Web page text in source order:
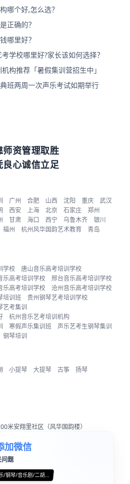
哪个好,怎么选？
正确的？
哪里好？
学校哪里好?家长该如何选择？
构推荐「暑假集训营招生中」
班两周一次声乐考试如期举行
师资管理取胜
良心诚信立足
广州 合肥 山西 沈阳 重庆
武汉
西安 上海 北京 石家庄
郑州
甘肃 海口 西宁 乌鲁木齐
银川
福州 杭州风华国韵艺术教育
青岛
学校
唐山音乐高考培训学校
乐高考培训学校
邢台音乐高考培训学校
乐高考培训学校
沧州音乐高考培训学校
培训班
贵州钢琴艺考培训学校
艺考集训
杭州音乐艺考培训机构
寒假声乐集训班
声乐艺考生钢琴集训
钢琴培训
小提琴 大提琴 古筝 扬琴
米安翔里社区（风华国韵楼）
加微信
问题
/钢琴/音乐剧/二胡...